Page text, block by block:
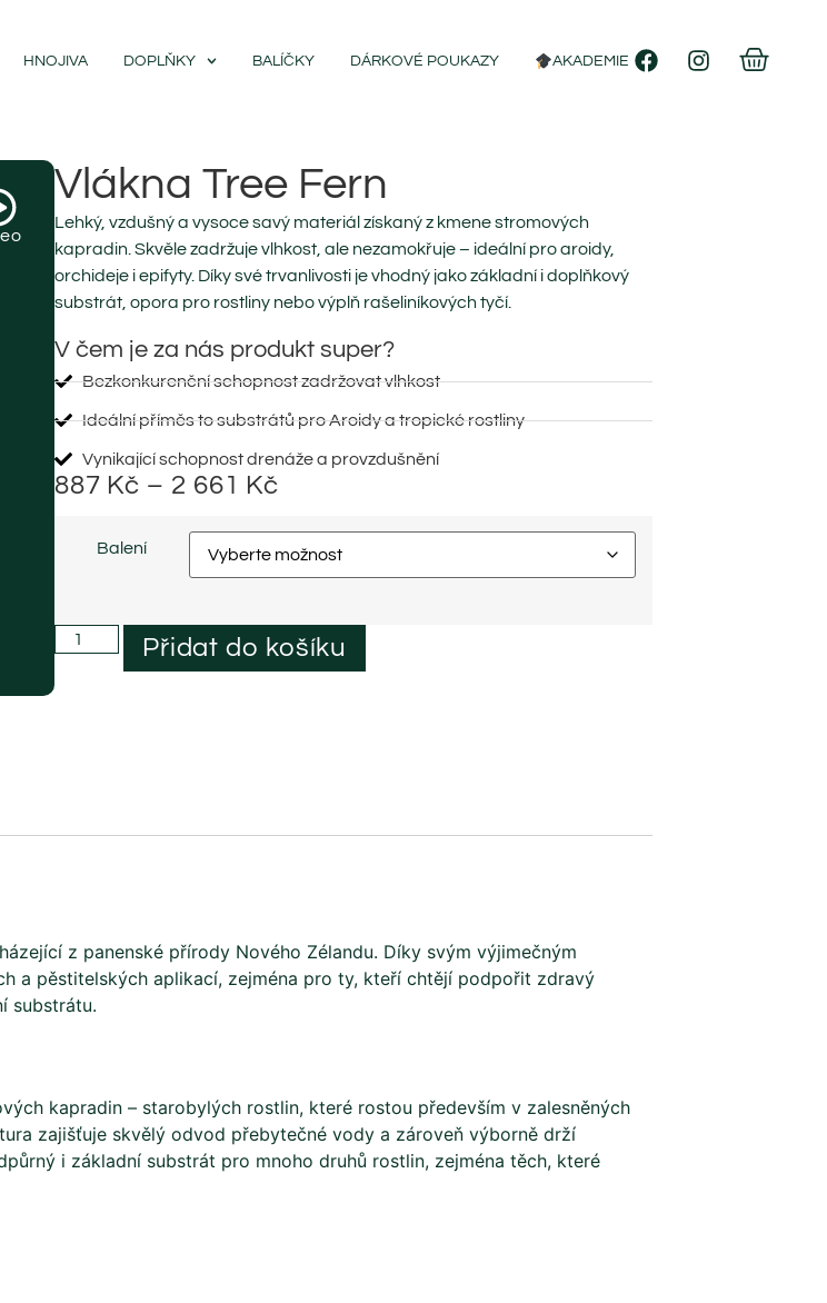
HNOJIVA DOPLŇKY BALÍČKY DÁRKOVÉ POUKAZY AKADEMIE
Vlákna Tree Fern
Lehký, vzdušný a vysoce savý materiál získaný z kmene stromových
kapradin. Skvěle zadržuje vlhkost, ale nezamokřuje – ideální pro aroidy,
orchideje i epifyty. Díky své trvanlivosti je vhodný jako základní i doplňkový
substrát, opora pro rostliny nebo výplň rašeliníkových tyčí.
V čem je za nás produkt super?
Bezkonkurenční schopnost zadržovat vlhkost
Ideální příměs to substrátů pro Aroidy a tropické rostliny
Vynikající schopnost drenáže a provzdušnění
887 Kč – 2 661 Kč
Balení
Přidat do košíku
z panenské přírody Nového Zélandu. Díky svým výjimečným
a pěstitelských aplikací, zejména pro ty, kteří chtějí podpořit zdravý
substrátu.
kapradin – starobylých rostlin, které rostou především v zalesněných
zajišťuje skvělý odvod přebytečné vody a zároveň výborně drží
i základní substrát pro mnoho druhů rostlin, zejména těch, které